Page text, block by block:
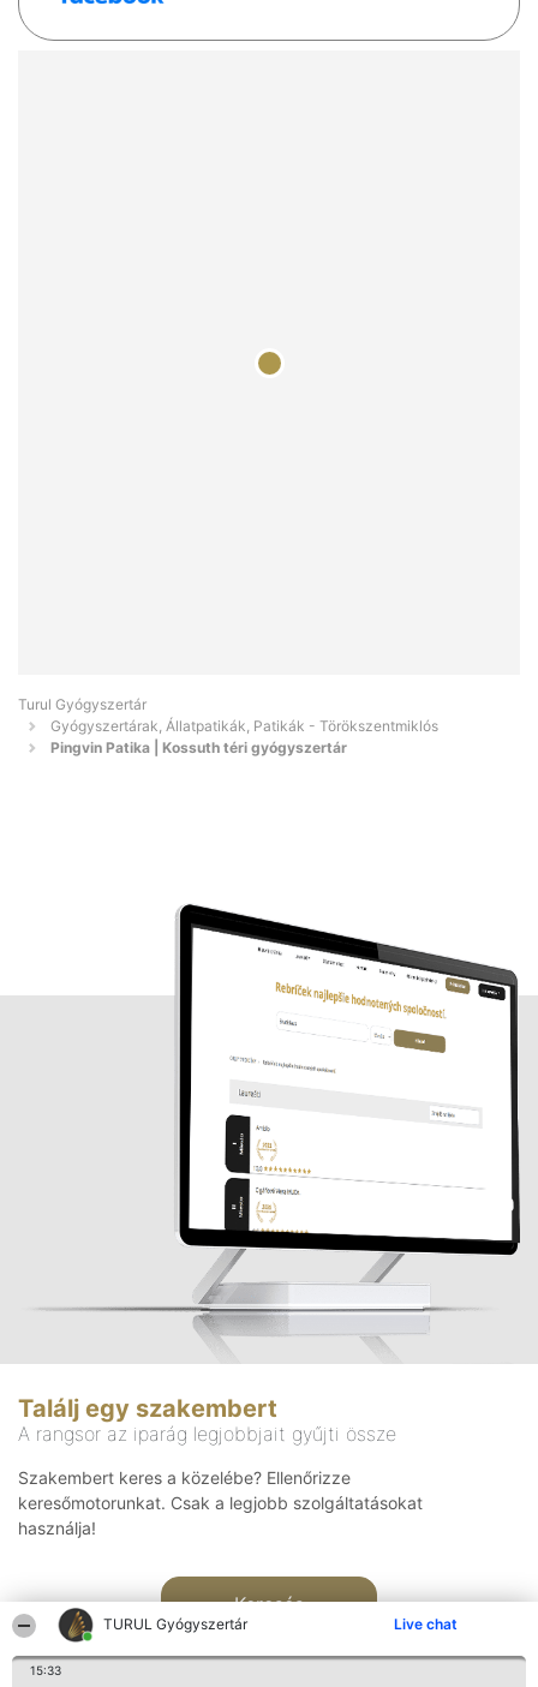
TURUL Gyógyszertár Live chat
15:33
Turul Gyógyszertár
Gyógyszertárak, Állatpatikák, Patikák - Törökszentmiklós
Pingvin Patika | Kossuth téri gyógyszertár
Találj egy szakembert
A rangsor az iparág legjobbjait gyűjti össze
Szakembert keres a közelébe? Ellenőrizze
keresőmotorunkat. Csak a legjobb szolgáltatásokat
használja!
Keresés